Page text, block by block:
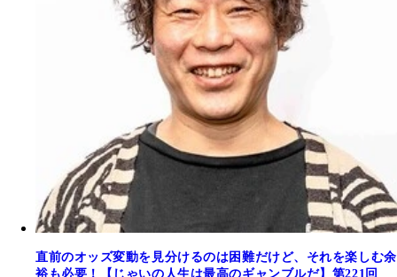
直前のオッズ変動を見分けるのは困難だけど、それを楽しむ余
裕も必要！【じゃいの人生は最高のギャンブルだ】第221回